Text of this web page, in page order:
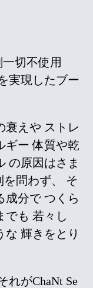
切不使用
実現したブー
衰えや ストレ
ギー 体質や乾
の原因はさま
問わず、
そ
成分でつくら
でも 若々し
な 輝きをとり
れがChaNt Se